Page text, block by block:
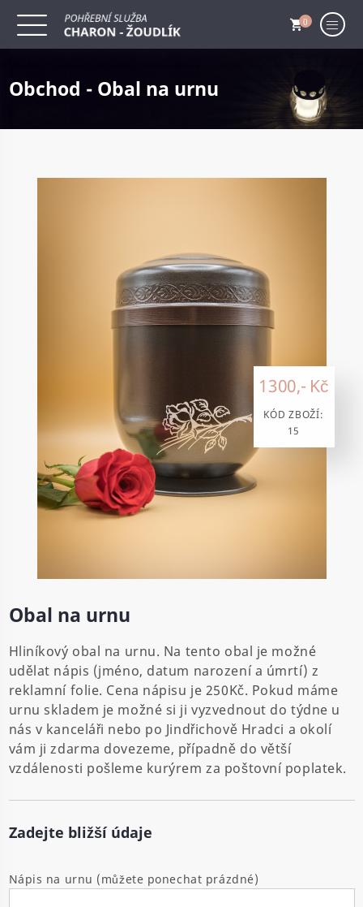
0
Obchod - Obal na urnu
1300,- Kč
KÓD ZBOŽÍ:
15
Obal na urnu
Hliníkový obal na urnu. Na tento obal je možné
udělat nápis (jméno, datum narození a úmrtí) z
reklamní folie. Cena nápisu je 250Kč. Pokud máme
urnu skladem je možné si ji vyzvednout do týdne u
nás v kanceláři nebo po Jindřichově Hradci a okolí
vám ji zdarma dovezeme, případně do větší
vzdálenosti pošleme kurýrem za poštovní poplatek.
Zadejte bližší údaje
Nápis na urnu (můžete ponechat prázdné)